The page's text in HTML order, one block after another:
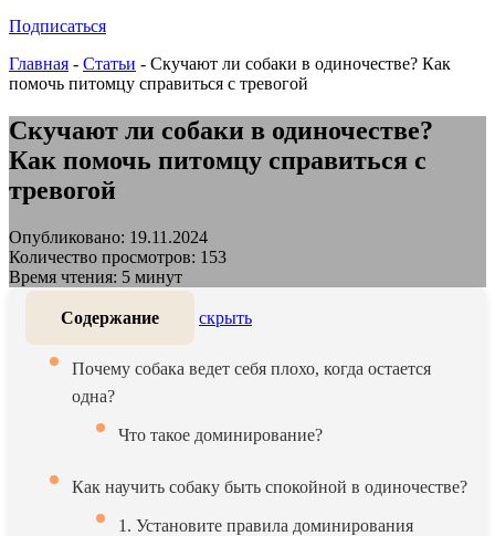
Подписаться
Главная - Статьи - Скучают ли собаки в одиночестве? Как
помочь питомцу справиться с тревогой
Скучают ли собаки в одиночестве?
Как помочь питомцу справиться с
тревогой
Опубликовано: 19.11.2024
Количество просмотров: 153
Время чтения: 5 минут
Содержание скрыть
Почему собака ведет себя плохо, когда остается
одна?
Что такое доминирование?
Как научить собаку быть спокойной в одиночестве?
1. Установите правила доминирования